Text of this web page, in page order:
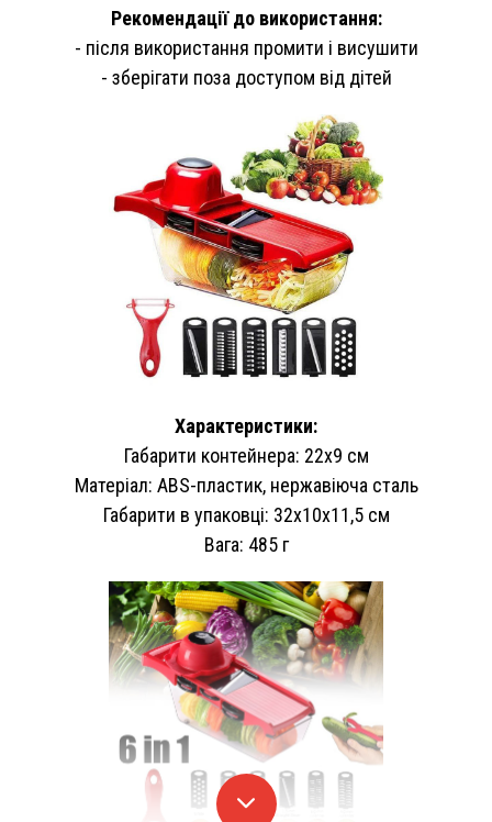
Рекомендації до використання:
- після використання промити і висушити
- зберігати поза доступом від дітей
Характеристики:
Габарити контейнера: 22х9 см
Матеріал: ABS-пластик, нержавіюча сталь
Габарити в упаковці: 32х10х11,5 см
Вага: 485 г